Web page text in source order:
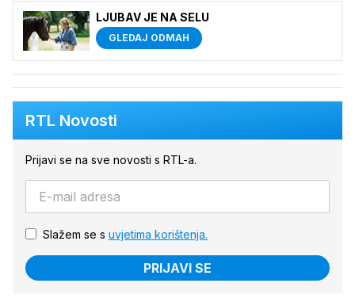
LJUBAV JE NA SELU
GLEDAJ ODMAH
RTL Novosti
Prijavi se na sve novosti s RTL-a.
Slažem se s uvjetima korištenja.
PRIJAVI SE